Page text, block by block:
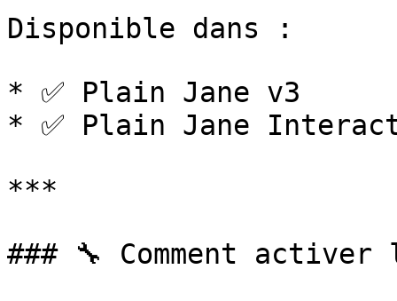
Disponible dans :
* ✅ Plain Jane v3
* ✅ Plain Jane
***
### 🔧 Comment